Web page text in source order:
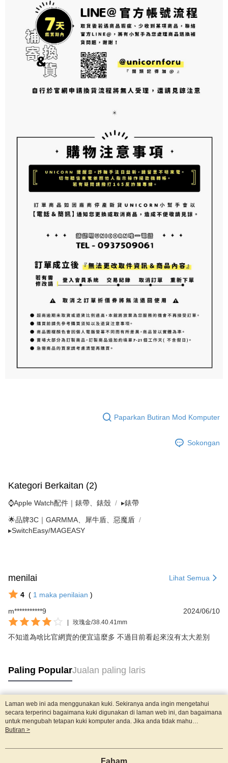
Paparkan Butiran Mod Komputer
Sokongan
Kategori Berkaitan (2)
⌚Apple Watch配件｜錶帶、錶殼 ▸錶帶
🌟品牌3C｜GARMMA、犀牛盾、惡魔盾
▸SwitchEasy/MAGEASY
menilai Lihat Semua
4 ( 1 maka penilaian )
m***********9
2024/06/10
玫瑰金/38.40.41mm
不知道為啥比官網賣的便宜這麼多 不過目前看起來沒有太大差別
Paling PopularJualan paling laris
Tag Popular
Laman web ini ada menggunakan kuki. Sekiranya anda ingin mengetahui
secara terperinci bagaimana kuki digunakan di laman web ini, dan bagaimana
untuk mengubah tetapan kuki komputer anda. Jika anda tidak mahu
menggunakan kuki di komputer anda, sila rujuk penerangan mengenai kuki.
mengetahui secara terperinci bagaimana kuki digunakan di laman web ini,
Butiran >
Faham